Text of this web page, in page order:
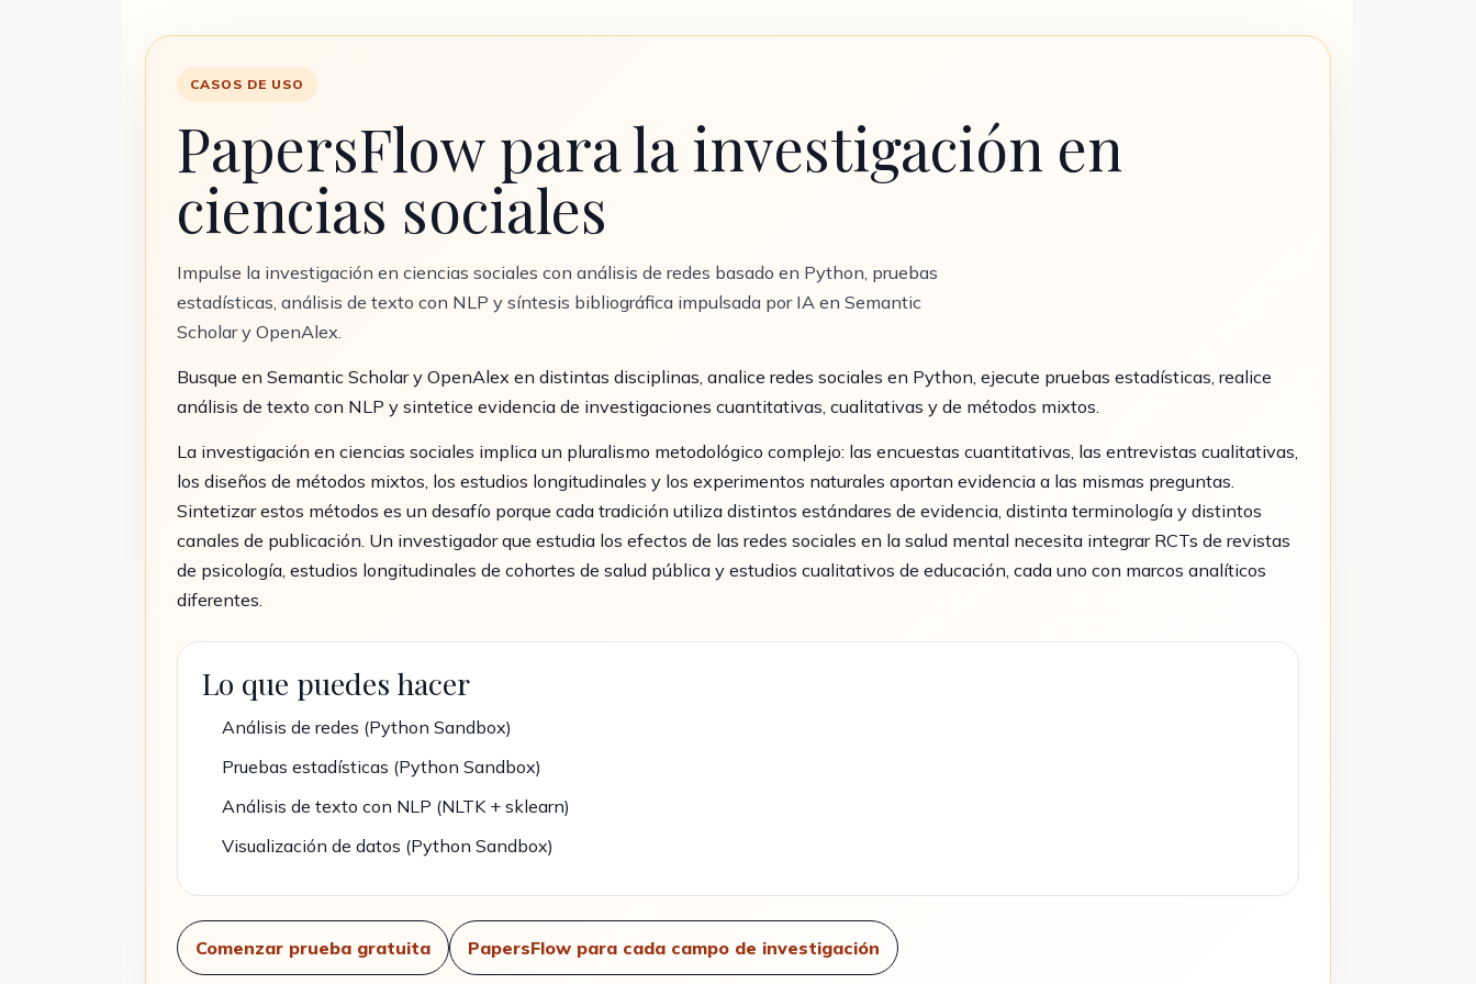
CASOS DE USO
PapersFlow para la investigación en
ciencias sociales
Impulse la investigación en ciencias sociales con análisis de redes basado en Python, pruebas
estadísticas, análisis de texto con NLP y síntesis bibliográfica impulsada por IA en Semantic
Scholar y OpenAlex.
Busque en Semantic Scholar y OpenAlex en distintas disciplinas, analice redes sociales en Python, ejecute pruebas estadísticas, realice
análisis de texto con NLP y sintetice evidencia de investigaciones cuantitativas, cualitativas y de métodos mixtos.
La investigación en ciencias sociales implica un pluralismo metodológico complejo: las encuestas cuantitativas, las entrevistas cualitativas,
los diseños de métodos mixtos, los estudios longitudinales y los experimentos naturales aportan evidencia a las mismas preguntas.
Sintetizar estos métodos es un desafío porque cada tradición utiliza distintos estándares de evidencia, distinta terminología y distintos
canales de publicación. Un investigador que estudia los efectos de las redes sociales en la salud mental necesita integrar RCTs de revistas
de psicología, estudios longitudinales de cohortes de salud pública y estudios cualitativos de educación, cada uno con marcos analíticos
diferentes.
Lo que puedes hacer
Análisis de redes (Python Sandbox)
Pruebas estadísticas (Python Sandbox)
Análisis de texto con NLP (NLTK + sklearn)
Visualización de datos (Python Sandbox)
Comenzar prueba gratuita PapersFlow para cada campo de investigación